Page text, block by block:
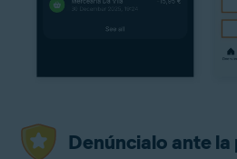
Denúncialo ante la